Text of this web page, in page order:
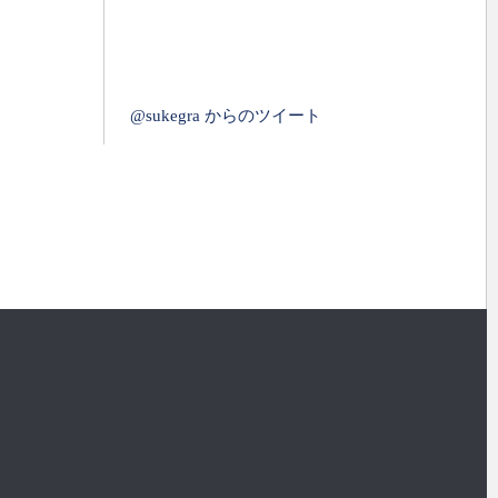
@sukegra からのツイート